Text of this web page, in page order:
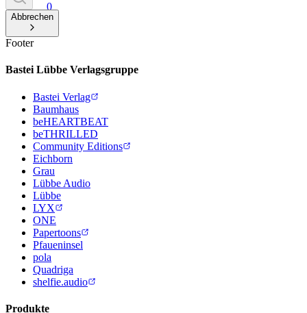
0
Abbrechen
Footer
Bastei Lübbe Verlagsgruppe
Bastei Verlag
Baumhaus
beHEARTBEAT
beTHRILLED
Community Editions
Eichborn
Grau
Lübbe Audio
Lübbe
LYX
ONE
Papertoons
Pfaueninsel
pola
Quadriga
shelfie.audio
Produkte